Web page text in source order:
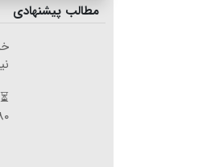
مطالب پیشنهادی
۱۸۰ روزه